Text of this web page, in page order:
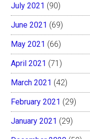
July 2021 (90)
June 2021 (69)
May 2021 (66)
April 2021 (71)
March 2021 (42)
February 2021 (29)
January 2021 (29)